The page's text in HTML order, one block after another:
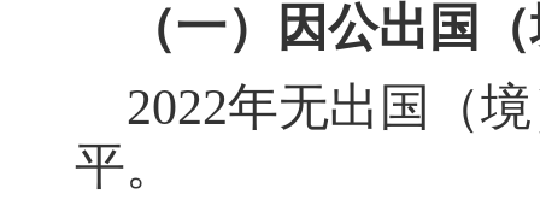
（一）因公出国
2022年无出国（
平。